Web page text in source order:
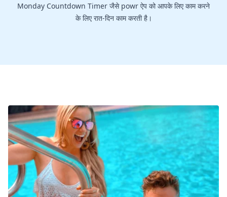
Monday Countdown Timer जैसे powr ऐप को आपके लिए काम करने
के लिए रात-दिन काम करती है।